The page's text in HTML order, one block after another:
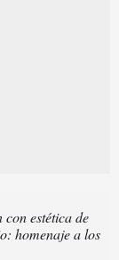
estética de
homenaje a los